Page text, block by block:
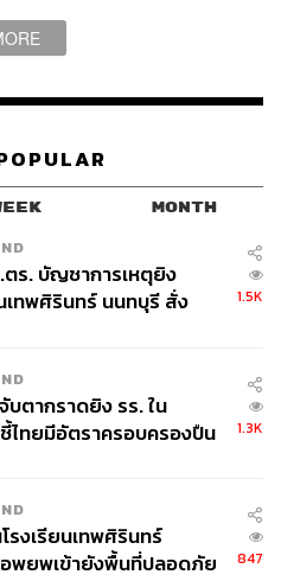
MONTH
ร. บัญชาการเหตุยิง
เทพศิรินทร์ นนทบุรี สั่ง
1.5K
ตากราดยิง รร. ใน
ไทยมีอัตราครอบครองปืน
1.3K
รงเรียนเทพศิรินทร์
พยพเข้ายังพื้นที่ปลอดภัย
847